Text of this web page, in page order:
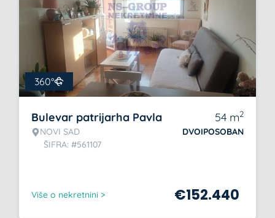
360°
Bulevar patrijarha Pavla
NOVI SAD
ŠIFRA: #561107
54 m2
DVOIPOSOBAN
Više o nekretnini > €152.440